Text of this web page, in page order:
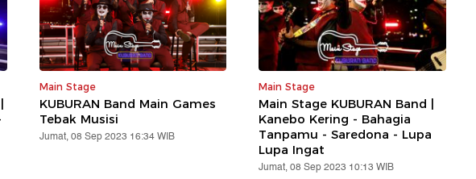
Main Stage
KUBURAN Band Main Games
Tebak Musisi
Jumat, 08 Sep 2023 16:34 WIB
Main Stage
Main Stage KUBURAN Band |
Kanebo Kering - Bahagia
Tanpamu - Saredona - Lupa
Lupa Ingat
Jumat, 08 Sep 2023 10:13 WIB